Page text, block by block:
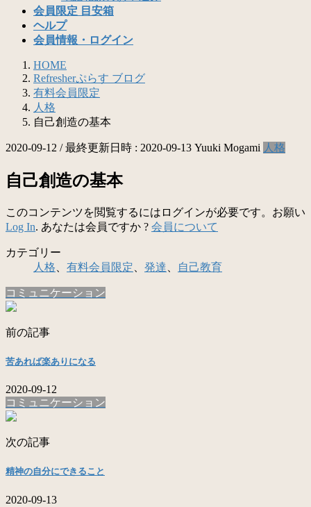
会員限定 目安箱
ヘルプ
会員情報・ログイン
HOME
Refresherぷらす ブログ
有料会員限定
人格
自己創造の基本
2020-09-12 / 最終更新日時 : 2020-09-13 Yuuki Mogami 人格
自己創造の基本
このコンテンツを閲覧するにはログインが必要です。お願い
Log In. あなたは会員ですか ? 会員について
カテゴリー
人格
有料会員限定 発達 自己教育
コミュニケーション
前の記事
苦あれば楽ありになる
2020-09-12
コミュニケーション
次の記事
精神の自分にできること
2020-09-13